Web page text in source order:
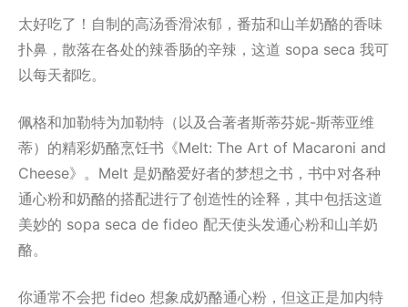
太好吃了！自制的高汤香滑浓郁，番茄和山羊奶酪的香味
扑鼻，散落在各处的辣香肠的辛辣，这道 sopa seca 我可
以每天都吃。
佩格和加勒特为加勒特（以及合著者斯蒂芬妮-斯蒂亚维
蒂）的精彩奶酪烹饪书《Melt: The Art of Macaroni and
Cheese》。Melt 是奶酪爱好者的梦想之书，书中对各种
通心粉和奶酪的搭配进行了创造性的诠释，其中包括这道
美妙的 sopa seca de fideo 配天使头发通心粉和山羊奶
酪。
你通常不会把 fideo 想象成奶酪通心粉，但这正是加内特